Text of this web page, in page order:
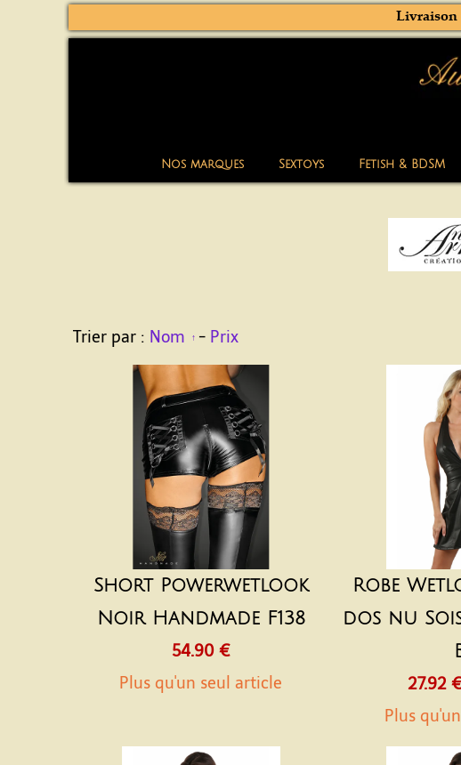
Nos marques Sextoys Fetish & BDSM
Livraison
Trier par : Nom - Prix
Short Powerwetlook
Noir Handmade F138
54.90 €
Plus qu'un seul article
Robe
dos nu
27.92 €
Plus